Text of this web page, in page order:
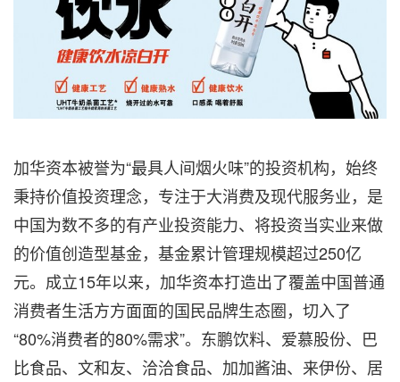
加华资本被誉为“最具人间烟火味”的投资机构，始终
秉持价值投资理念，专注于大消费及现代服务业，是
中国为数不多的有产业投资能力、将投资当实业来做
的价值创造型基金，基金累计管理规模超过250亿
元。成立15年以来，加华资本打造出了覆盖中国普通
消费者生活方方面面的国民品牌生态圈，切入了
“80%消费者的80%需求”。东鹏饮料、爱慕股份、巴
比食品、文和友、洽洽食品、加加酱油、来伊份、居